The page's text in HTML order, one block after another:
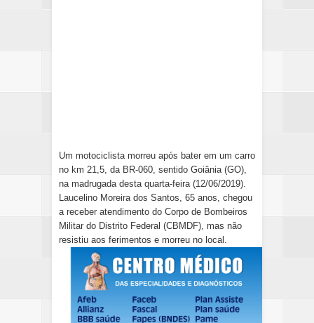
Um motociclista morreu após bater em um carro
no km 21,5, da BR-060, sentido Goiânia (GO),
na madrugada desta quarta-feira (12/06/2019).
Laucelino Moreira dos Santos, 65 anos, chegou
a receber atendimento do Corpo de Bombeiros
Militar do Distrito Federal (CBMDF), mas não
resistiu aos ferimentos e morreu no local.